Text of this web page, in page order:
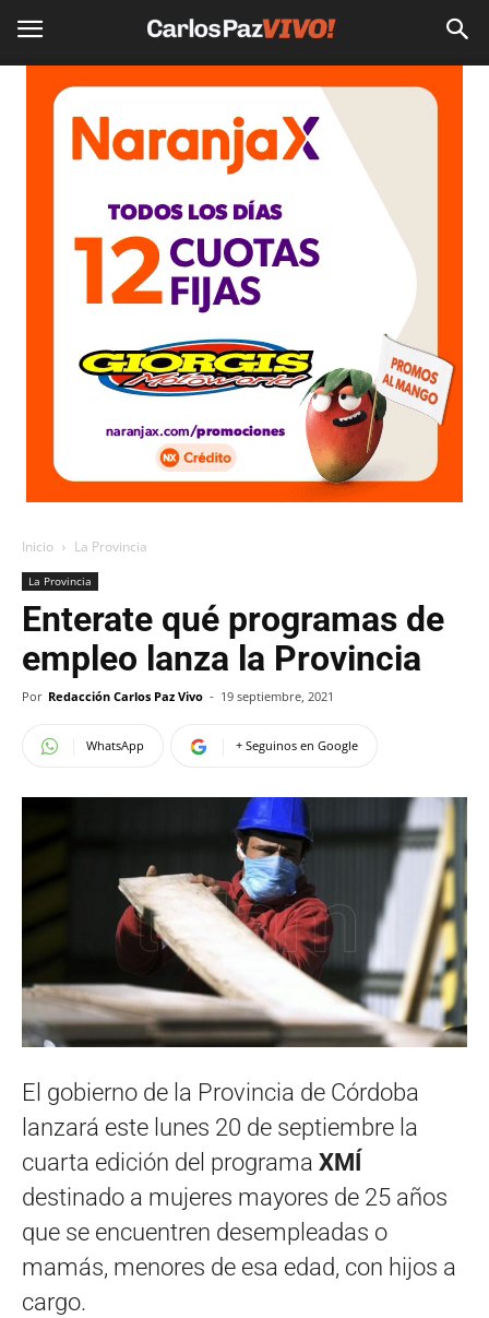
Inicio La Provincia
La Provincia
Enterate qué programas de
empleo lanza la Provincia
Por Redacción Carlos Paz Vivo - 19 septiembre, 2021
WhatsApp + Seguinos en Google
El gobierno de la Provincia de Córdoba
lanzará este lunes 20 de septiembre la
cuarta edición del programa XMÍ
destinado a mujeres mayores de 25 años
que se encuentren desempleadas o
mamás, menores de esa edad, con hijos a
cargo.